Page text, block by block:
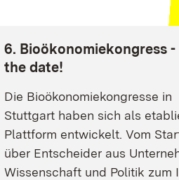
6. Bioökonomiekongress -
the date!
Die Bioökonomiekongresse in
Stuttgart haben sich als
Plattform entwickelt. Vom
über Entscheider aus
Wissenschaft und Politik zum